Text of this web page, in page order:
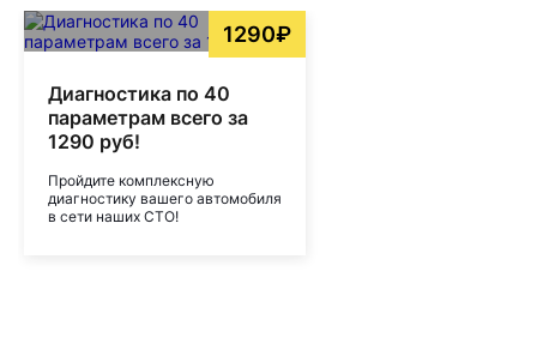
1290₽
Диагностика по 40
параметрам всего за
1290 руб!
Пройдите комплексную
диагностику вашего автомобиля
в сети наших СТО!